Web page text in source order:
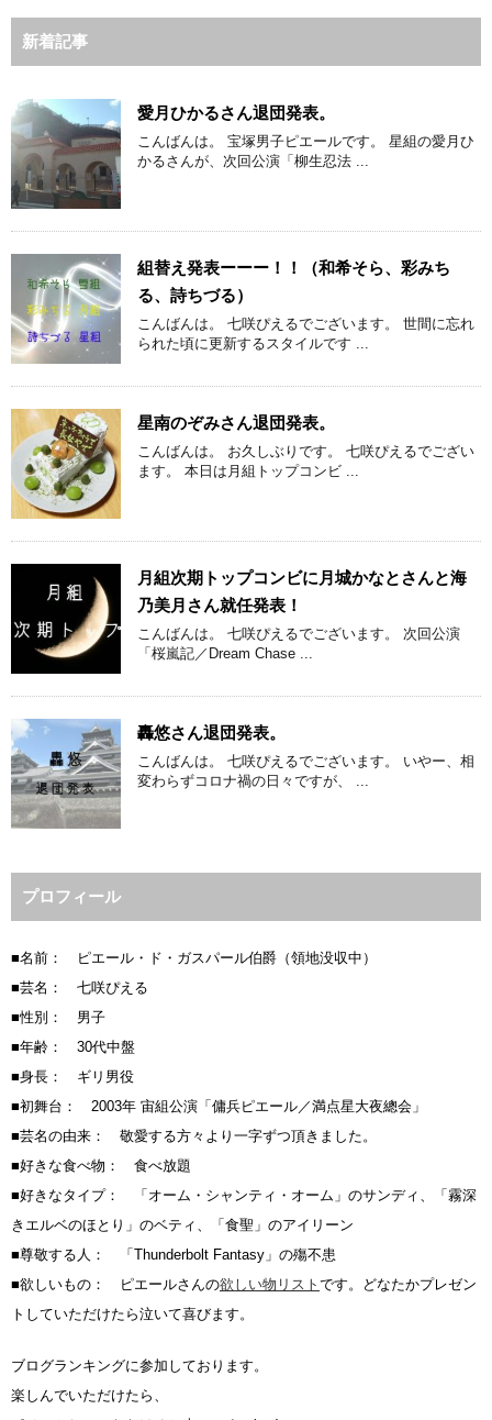
新着記事
愛月ひかるさん退団発表。
こんばんは。 宝塚男子ピエールです。 星組の愛月ひ
かるさんが、次回公演「柳生忍法 ...
組替え発表ーーー！！（和希そら、彩みち
る、詩ちづる）
こんばんは。 七咲ぴえるでございます。 世間に忘れ
られた頃に更新するスタイルです ...
星南のぞみさん退団発表。
こんばんは。 お久しぶりです。 七咲ぴえるでござい
ます。 本日は月組トップコンビ ...
月組次期トップコンビに月城かなとさんと海
乃美月さん就任発表！
こんばんは。 七咲ぴえるでございます。 次回公演
「桜嵐記／Dream Chase ...
轟悠さん退団発表。
こんばんは。 七咲ぴえるでございます。 いやー、相
変わらずコロナ禍の日々ですが、 ...
プロフィール
■名前： ピエール・ド・ガスパール伯爵（領地没収中）
■芸名： 七咲ぴえる
■性別： 男子
■年齢： 30代中盤
■身長： ギリ男役
■初舞台： 2003年 宙組公演「傭兵ピエール／満点星大夜總会」
■芸名の由来： 敬愛する方々より一字ずつ頂きました。
■好きな食べ物： 食べ放題
■好きなタイプ： 「オーム・シャンティ・オーム」のサンディ、「霧深
きエルベのほとり」のベティ、「食聖」のアイリーン
■尊敬する人： 「Thunderbolt Fantasy」の殤不患
■欲しいもの： ピエールさんの欲しい物リスト です。どなたかプレゼン
トしていただけたら泣いて喜びます。
ブログランキングに参加しております。
楽しんでいただけたら、